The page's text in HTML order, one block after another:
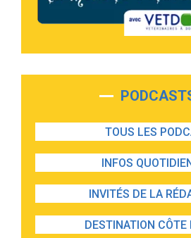
TOUS LES
INFOS
INVITÉS DE LA
DESTINATION CÔTE